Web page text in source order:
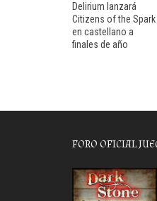
Delirium lanzará
Citizens of the Spark
en castellano a
finales de año
FORO OFICIAL